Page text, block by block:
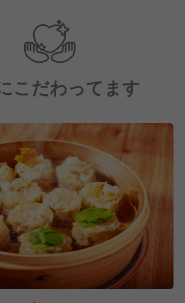
いながらお店を盛り上げています。
など、交流の場もたくさん！
スタッフまでみんな仲が良く、
自慢です◎
こだわってます